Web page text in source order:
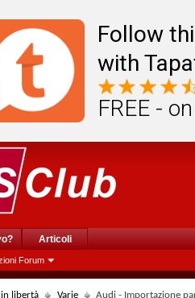
Follow
with
FREE -
Forum
Articoli
libertà Varie Audi - Importazione